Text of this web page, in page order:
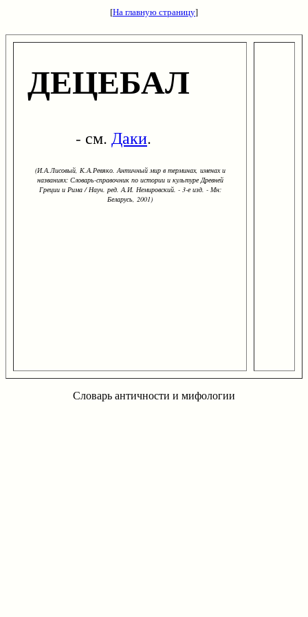
[На главную страницу]
ДЕЦЕБАЛ
- см. Даки.
(И.А.Лисовый, К.А.Ревяко. Античный мир в терминах, именах и
названиях: Словарь-справочник по истории и культуре Древней
Греции и Рима / Науч. ред. А.И. Немировский. - 3-е изд. - Мн:
Беларусь, 2001)
Словарь античности и мифологии